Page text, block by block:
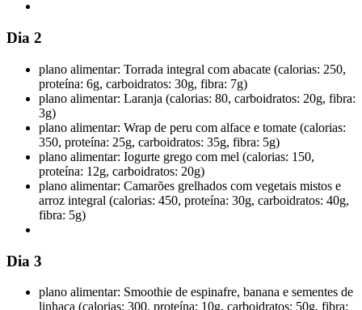
Dia 2
plano alimentar: Torrada integral com abacate (calorias: 250,
proteína: 6g, carboidratos: 30g, fibra: 7g)
plano alimentar: Laranja (calorias: 80, carboidratos: 20g, fibra:
3g)
plano alimentar: Wrap de peru com alface e tomate (calorias:
350, proteína: 25g, carboidratos: 35g, fibra: 5g)
plano alimentar: Iogurte grego com mel (calorias: 150,
proteína: 12g, carboidratos: 20g)
plano alimentar: Camarões grelhados com vegetais mistos e
arroz integral (calorias: 450, proteína: 30g, carboidratos: 40g,
fibra: 5g)
Dia 3
plano alimentar: Smoothie de espinafre, banana e sementes de
linhaça (calorias: 300, proteína: 10g, carboidratos: 50g, fibra: